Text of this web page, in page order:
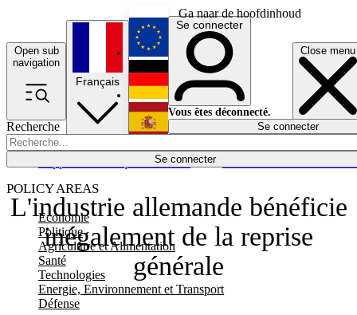
Ga naar de hoofdinhoud
Open sub
navigation
Close menu
Recherche
Se connecter
POLICY AREAS
Economie
Politique
Agriculture et Alimentation
Santé
Technologies
Energie, Environnement et Transport
Défense
Économie
Français
English
Deutsch
Español
Se connecter
Vous êtes déconnecté.
Se connecter
L'industrie allemande bénéficie
inégalement de la reprise
générale